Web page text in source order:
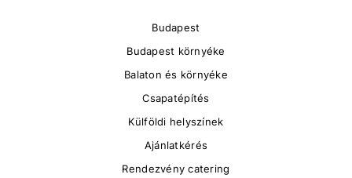
Budapest
Budapest környéke
Balaton és környéke
Csapatépítés
Külföldi helyszínek
Ajánlatkérés
Rendezvény catering